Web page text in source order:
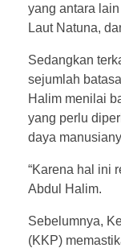
yang antara
Laut Natuna,
Sedangkan
sejumlah
Halim menilai
yang perlu
daya
“Karena hal ini
Abdul Halim.
Sebelumnya,
(KKP)